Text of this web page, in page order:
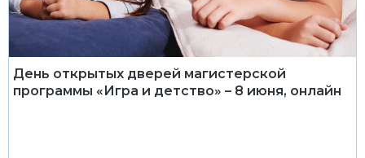
День открытых дверей магистерской
программы «Игра и детство» – 8 июня, онлайн